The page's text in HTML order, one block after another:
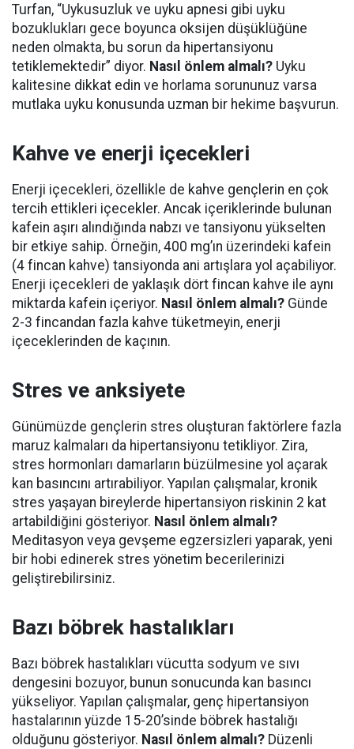
Turfan, “Uykusuzluk ve uyku apnesi gibi uyku
bozuklukları gece boyunca oksijen düşüklüğüne
neden olmakta, bu sorun da hipertansiyonu
tetiklemektedir” diyor. Nasıl önlem almalı? Uyku
kalitesine dikkat edin ve horlama sorununuz varsa
mutlaka uyku konusunda uzman bir hekime başvurun.
Kahve ve enerji içecekleri
Enerji içecekleri, özellikle de kahve gençlerin en çok
tercih ettikleri içecekler. Ancak içeriklerinde bulunan
kafein aşırı alındığında nabzı ve tansiyonu yükselten
bir etkiye sahip. Örneğin, 400 mg’ın üzerindeki kafein
(4 fincan kahve) tansiyonda ani artışlara yol açabiliyor.
Enerji içecekleri de yaklaşık dört fincan kahve ile aynı
miktarda kafein içeriyor. Nasıl önlem almalı? Günde
2-3 fincandan fazla kahve tüketmeyin, enerji
içeceklerinden de kaçının.
Stres ve anksiyete
Günümüzde gençlerin stres oluşturan faktörlere fazla
maruz kalmaları da hipertansiyonu tetikliyor. Zira,
stres hormonları damarların büzülmesine yol açarak
kan basıncını artırabiliyor. Yapılan çalışmalar, kronik
stres yaşayan bireylerde hipertansiyon riskinin 2 kat
artabildiğini gösteriyor. Nasıl önlem almalı?
Meditasyon veya gevşeme egzersizleri yaparak, yeni
bir hobi edinerek stres yönetim becerilerinizi
geliştirebilirsiniz.
Bazı böbrek hastalıkları
Bazı böbrek hastalıkları vücutta sodyum ve sıvı
dengesini bozuyor, bunun sonucunda kan basıncı
yükseliyor. Yapılan çalışmalar, genç hipertansiyon
hastalarının yüzde 15-20’sinde böbrek hastalığı
olduğunu gösteriyor. Nasıl önlem almalı? Düzenli